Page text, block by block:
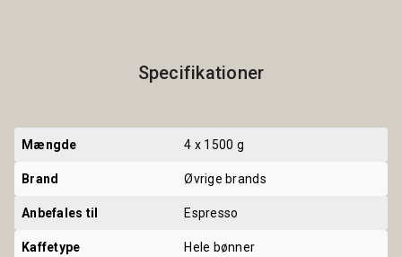
Specifikationer
Mængde 4 x 1500 g
Brand Øvrige brands
Anbefales til Espresso
Kaffetype Hele bønner